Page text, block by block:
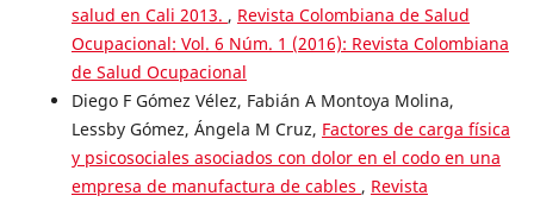
salud en Cali 2013. , Revista Colombiana de Salud
Ocupacional: Vol. 6 Núm. 1 (2016): Revista Colombiana
de Salud Ocupacional
Diego F Gómez Vélez, Fabián A Montoya Molina,
Lessby Gómez, Ángela M Cruz, Factores de carga física
y psicosociales asociados con dolor en el codo en una
empresa de manufactura de cables , Revista